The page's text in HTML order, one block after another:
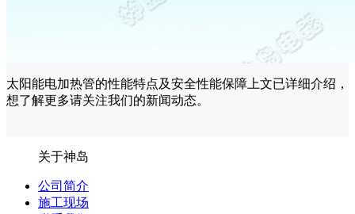
太阳能电加热管的性能特点及安全性能保障上文已详细介绍，
想了解更多请关注我们的新闻动态。
关于神岛
公司简介
施工现场